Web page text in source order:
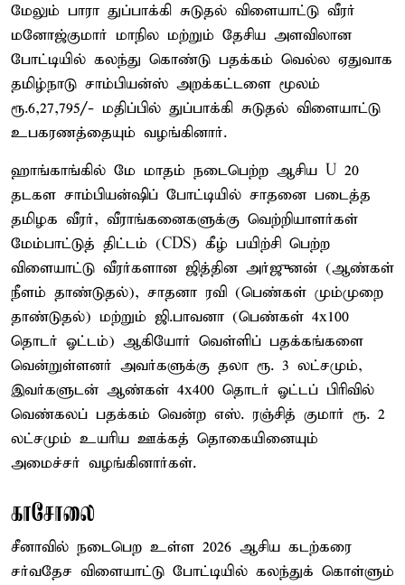
மேலும் பாரா துப்பாக்கி சுடுதல் விளையாட்டு வீரர்
மனோஜ்குமார் மாநில மற்றும் தேசிய அளவிலான
போட்டியில் கலந்து கொண்டு பதக்கம் வெல்ல ஏதுவாக
தமிழ்நாடு சாம்பியன்ஸ் அறக்கட்டளை மூலம்
ரூ.6,27,795/- மதிப்பில் துப்பாக்கி சுடுதல் விளையாட்டு
உபகரணத்தையும் வழங்கினார்.
ஹாங்காங்கில் மே மாதம் நடைபெற்ற ஆசிய U 20
தடகள சாம்பியன்ஷிப் போட்டியில் சாதனை படைத்த
தமிழக வீரர், வீராங்கனைகளுக்கு வெற்றியாளர்கள்
மேம்பாட்டுத் திட்டம் (CDS) கீழ் பயிற்சி பெற்ற
விளையாட்டு வீரர்களான ஜித்தின அர்ஜுனன் (ஆண்கள்
நீளம் தாண்டுதல்), சாதனா ரவி (பெண்கள் மும்முறை
தாண்டுதல்) மற்றும் ஜி.பாவனா (பெண்கள் 4x100
தொடர் ஓட்டம்) ஆகியோர் வெள்ளிப் பதக்கங்களை
வென்றுள்ளனர் அவர்களுக்கு தலா ரூ. 3 லட்சமும்,
இவர்களுடன் ஆண்கள் 4x400 தொடர் ஓட்டப் பிரிவில்
வெண்கலப் பதக்கம் வென்ற எஸ். ரஞ்சித் குமார் ரூ. 2
லட்சமும் உயரிய ஊக்கத் தொகையினையும்
அமைச்சர் வழங்கினார்கள்.
காசோலை
சீனாவில் நடைபெற உள்ள 2026 ஆசிய கடற்கரை
சர்வதேச விளையாட்டு போட்டியில் கலந்துக் கொள்ளும்